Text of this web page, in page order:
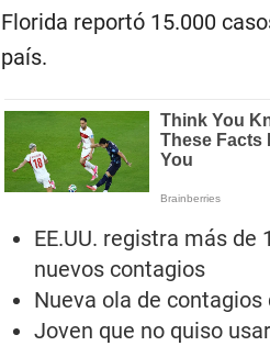
Florida reportó 15.000
país.
EE.UU. registra más
nuevos contagios
Nueva ola de
Joven que no quiso